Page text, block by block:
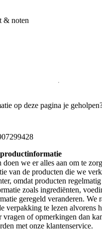
& noten
op deze pagina je
we er alles aan om te
van de producten die we
omdat producten
zoals ingrediënten,
geregeld veranderen. We
verpakking te lezen alvorens
vragen of opmerkingen dan
met onze klantenservice.